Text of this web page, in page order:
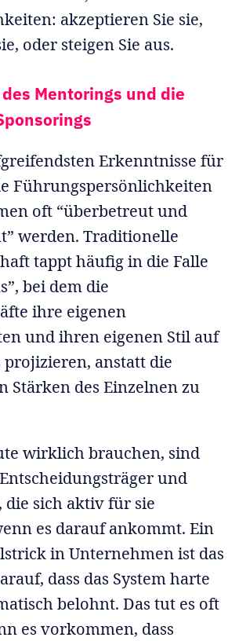
akzeptieren Sie sie,
oder steigen Sie aus.
Mentorings und die
Erkenntnisse für
Führungspersönlichkeiten
oft “überbetreut und
werden. Traditionelle
tappt häufig in die Falle
bei dem die
ihre eigenen
und ihren eigenen Stil auf
projizieren, anstatt die
Stärken des Einzelnen zu
wirklich brauchen, sind
und
die sich aktiv für sie
es darauf ankommt. Ein
in Unternehmen ist das
dass das System harte
belohnt. Das tut es oft
es vorkommen, dass